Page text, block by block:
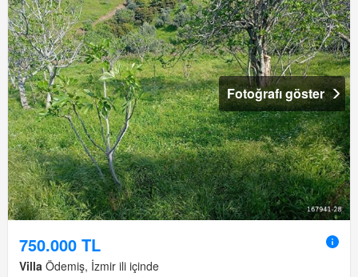
Fotoğrafı göster
750.000 TL
Villa Ödemiş, İzmir ili içinde